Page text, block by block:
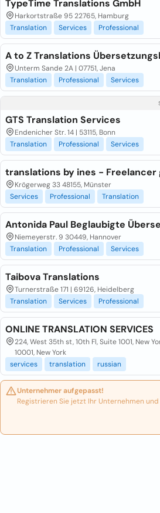
TypeTime Translations GmbH
Harkortstraße 95 22765, Hamburg
Translation
Services Professional
A to Z Translations
Unterm Sande 2A | 07751, Jena
Translation
Professional Services
GTS Translation Services
Endenicher Str. 14 | 53115, Bonn
Translation
Professional Services
translations by ines - Freelancer
Krögerweg 33 48155, Münster
Services
Professional Translation
Antonida Paul Beglaubigte
Niemeyerstr. 9 30449, Hannover
Translation
Professional Services
Taibova Translations
Turnerstraße 171 | 69126, Heidelberg
Translation
Services Professional
ONLINE TRANSLATION SERVICES
224, West 35th st, 10th Fl, Suite 1001, New
10001, New York
services
translation russian
Unternehmer aufgepasst!
Registrieren Sie jetzt Ihr Unternehmen